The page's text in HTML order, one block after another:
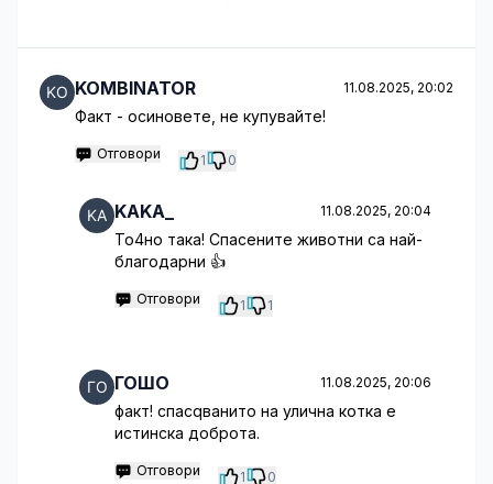
KOMBINATOR 11.08.2025, 20:02
Факт - осиновете, не купувайте!
Отговори 1 0
KAKA_ 11.08.2025, 20:04
То4но така! Спасените животни са най-
благодарни 👍
Отговори 1 1
ГОШО 11.08.2025, 20:06
факт! спасqванито на улична котка е
истинска доброта.
Отговори 1 0